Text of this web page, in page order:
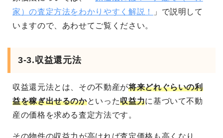
家）の査定方法をわかりやすく解説！
」で説明して
いますので、あわせてご覧ください。
3-3.収益還元法
収益還元法とは、その不動産が将来どれぐらいの利
益を稼ぎ出せるのかといった収益力に基づいて不動
産の価格を求める査定方法です。